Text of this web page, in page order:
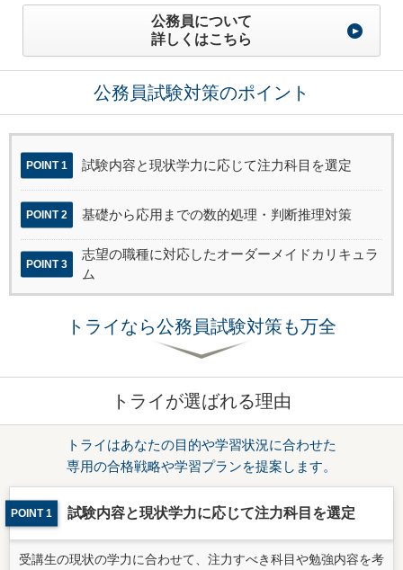
公務員について
詳しくはこちら
公務員試験対策のポイント
POINT 1 試験内容と現状学力に応じて注力科目を選定
POINT 2 基礎から応用までの数的処理・判断推理対策
POINT 3
志望の職種に対応したオーダーメイドカリキュラ
ム
トライなら公務員試験対策も万全
トライが選ばれる理由
トライはあなたの目的や学習状況に合わせた
専用の合格戦略や学習プランを提案します。
POINT 1 試験内容と現状学力に応じて注力科目を選定
受講生の現状の学力に合わせて、注力すべき科目や勉強内容を考